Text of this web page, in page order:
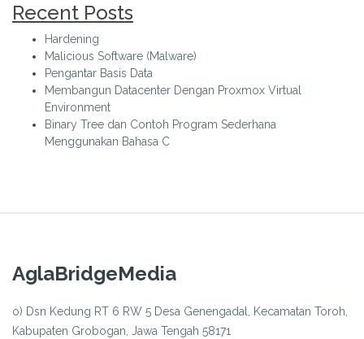
Recent Posts
Hardening
Malicious Software (Malware)
Pengantar Basis Data
Membangun Datacenter Dengan Proxmox Virtual
Environment
Binary Tree dan Contoh Program Sederhana
Menggunakan Bahasa C
AglaBridgeMedia
o) Dsn Kedung RT 6 RW 5 Desa Genengadal, Kecamatan Toroh,
Kabupaten Grobogan, Jawa Tengah 58171